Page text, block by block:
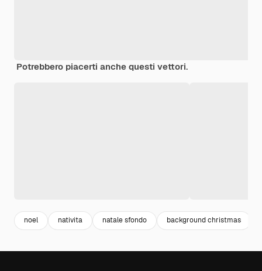
Potrebbero piacerti anche questi vettori.
noel nativita natale sfondo background christmas